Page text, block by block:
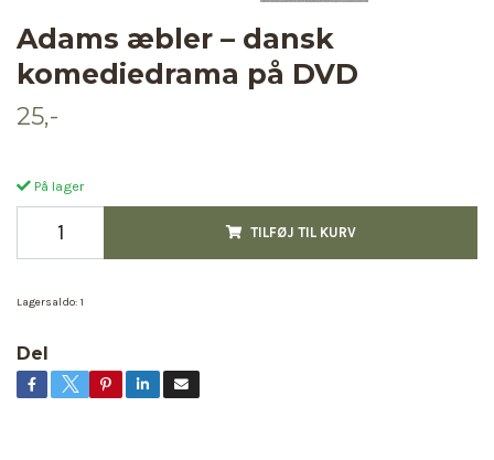
Adams æbler – dansk
komediedrama på DVD
25,-
På lager
TILFØJ TIL KURV
Lagersaldo: 1
Del